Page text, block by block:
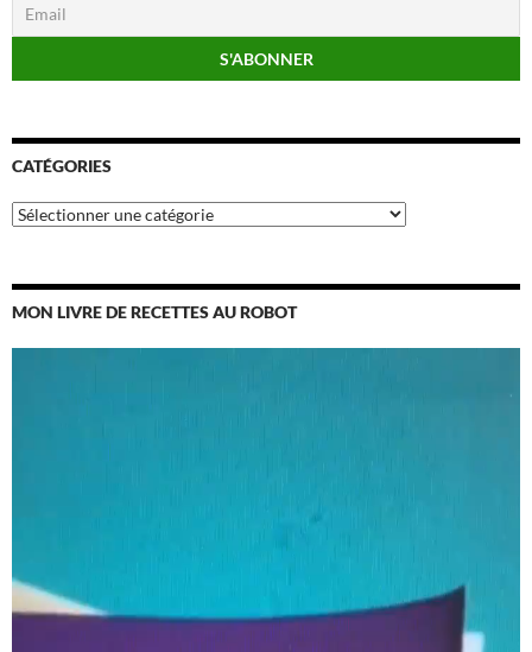
CATÉGORIES
Catégories
MON LIVRE DE RECETTES AU ROBOT